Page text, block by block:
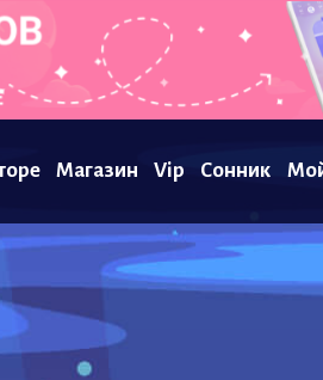
Магазин Vip Сонник